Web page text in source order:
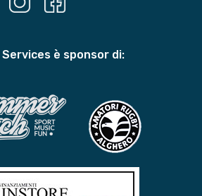
Services è sponsor di: